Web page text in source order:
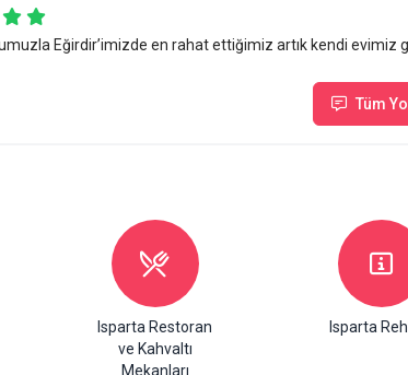
Eğirdir’imizde en rahat ettiğimiz artık kendi evimiz
Tüm
Isparta Restoran
ve Kahvaltı
Mekanları
Isparta